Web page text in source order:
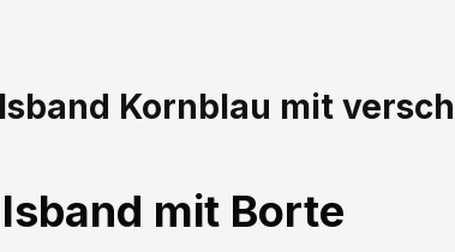
Kornblau mit
mit Borte